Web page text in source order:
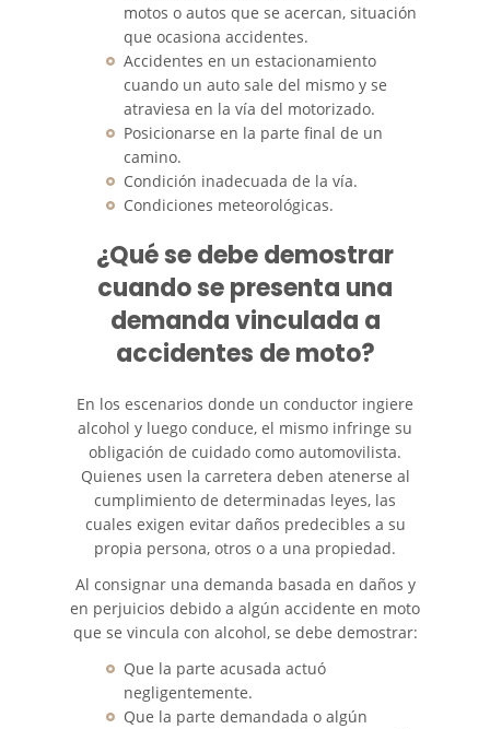
Drunk Driver
Fatal Crash General Statistics
Head-On Collisions
Hit and Run Car Accident
Intersection Accident
Rear-End Collision
Roof Crush
Seatbelt Failure
Side Impact Collisions
T-Bone Accidents
What To Do After An Accident
Catastrophic Injury
Airplane Accidents
Auto Accidents
motos o autos que se acercan, situación
que ocasiona accidentes.
Accidentes en un estacionamiento
cuando un auto sale del mismo y se
atraviesa en la vía del motorizado.
Posicionarse en la parte final de un
camino.
Condición inadecuada de la vía.
Condiciones meteorológicas.
¿Qué se debe demostrar
cuando se presenta una
demanda vinculada a
accidentes de moto?
En los escenarios donde un conductor ingiere
alcohol y luego conduce, el mismo infringe su
obligación de cuidado como automovilista.
Quienes usen la carretera deben atenerse al
cumplimiento de determinadas leyes, las
cuales exigen evitar daños predecibles a su
propia persona, otros o a una propiedad.
Al consignar una demanda basada en daños y
en perjuicios debido a algún accidente en moto
que se vincula con alcohol, se debe demostrar:
Que la parte acusada actuó
negligentemente.
Que la parte demandada o algún